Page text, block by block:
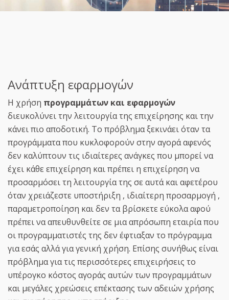
Ανάπτυξη εφαρμογών
Η χρήση προγραμμάτων και εφαρμογών
διευκολύνει την λειτουργία της επιχείρησης και την
κάνει πιο αποδοτική. Το πρόβλημα ξεκινάει όταν τα
προγράμματα που κυκλοφορούν στην αγορά αφενός
δεν καλύπτουν τις ιδιαίτερες ανάγκες που μπορεί να
έχει κάθε επιχείρηση και πρέπει η επιχείρηση να
προσαρμόσει τη λειτουργία της σε αυτά και αφετέρου
όταν χρειάζεστε υποστήριξη , ιδιαίτερη προσαρμογή ,
παραμετροποίηση και δεν τα βρίσκετε εύκολα αφού
πρέπει να απευθυνθείτε σε μια απρόσωπη εταιρία που
οι προγραμματιστές της δεν έφτιαξαν το πρόγραμμα
για εσάς αλλά για γενική χρήση. Επίσης συνήθως είναι
πρόβλημα για τις περισσότερες επιχειρήσεις το
υπέρογκο κόστος αγοράς αυτών των προγραμμάτων
και μεγάλες χρεώσεις επέκτασης των αδειών χρήσης